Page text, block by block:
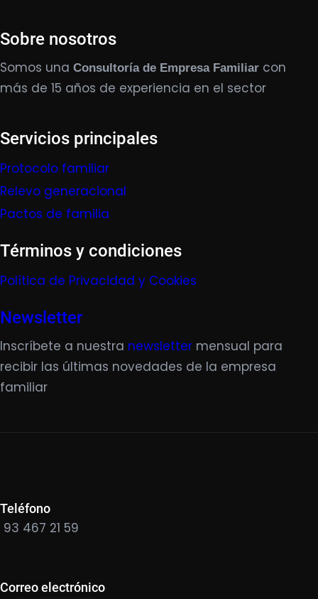
Sobre nosotros
Somos una Consultoría de Empresa Familiar con
más de 15 años de experiencia en el sector
Servicios principales
Protocolo familiar
Relevo generacional
Pactos de familia
Términos y condiciones
Política de Privacidad y Cookies
Newsletter
Inscríbete a nuestra newsletter mensual para
recibir las últimas novedades de la empresa
familiar
Teléfono
93 467 21 59
Correo electrónico